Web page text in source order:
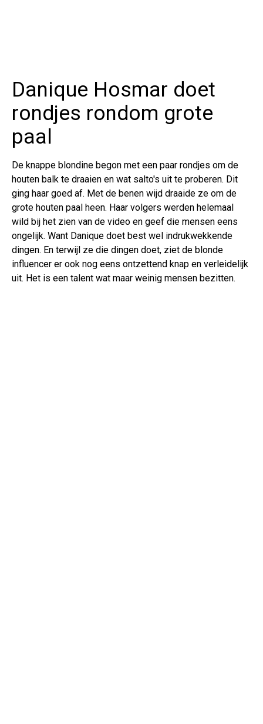
Danique Hosmar doet
rondjes rondom grote
paal
De knappe blondine begon met een paar rondjes om de
houten balk te draaien en wat salto's uit te proberen. Dit
ging haar goed af. Met de benen wijd draaide ze om de
grote houten paal heen. Haar volgers werden helemaal
wild bij het zien van de video en geef die mensen eens
ongelijk. Want Danique doet best wel indrukwekkende
dingen. En terwijl ze die dingen doet, ziet de blonde
influencer er ook nog eens ontzettend knap en verleidelijk
uit. Het is een talent wat maar weinig mensen bezitten.